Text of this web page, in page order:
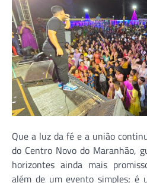
Que a luz da fé e a união
do Centro Novo do Maranhão,
horizontes ainda mais
além de um evento simples; é